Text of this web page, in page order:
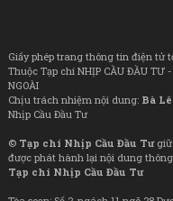
Giấy phép trang thông tin điện tử
Thuộc Tạp chí NHỊP CẦU ĐẦU TƯ -
NGOÀI
Chịu trách nhiệm nội dung: Bà
Nhịp Cầu Đầu Tư
© Tạp chí Nhịp Cầu Đầu Tưgiữ
được phát hành lại nội dung
Tạp chí Nhịp Cầu Đầu Tư